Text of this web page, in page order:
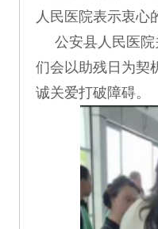
人民医院表示衷心
公安县人民医
们会以助残日为契
诚关爱打破障碍。